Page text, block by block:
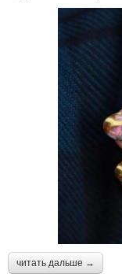
читать дальше →